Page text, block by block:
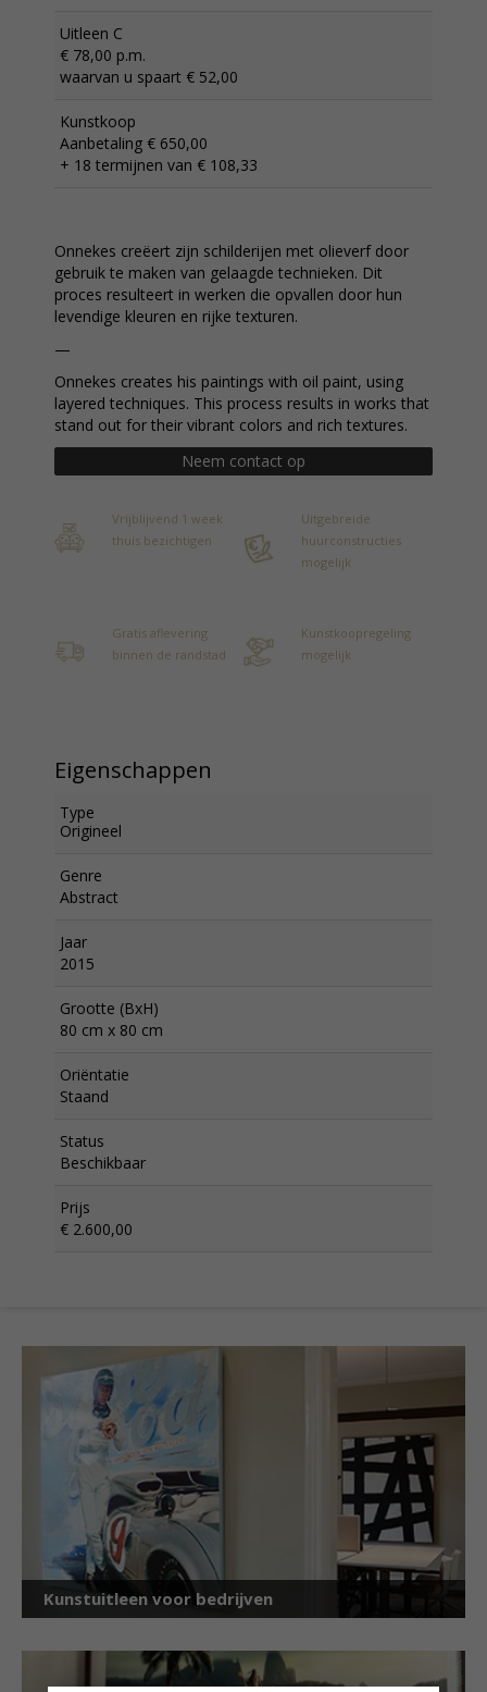
Uitleen C
€ 78,00 p.m.
waarvan u spaart € 52,00
Kunstkoop
Aanbetaling € 650,00
+ 18 termijnen van € 108,33
Onnekes creëert zijn schilderijen met olieverf door
gebruik te maken van gelaagde technieken. Dit
proces resulteert in werken die opvallen door hun
levendige kleuren en rijke texturen.
—
Onnekes creates his paintings with oil paint, using
layered techniques. This process results in works that
stand out for their vibrant colors and rich textures.
Neem contact op
Vrijblijvend 1 week
thuis bezichtigen
Uitgebreide
huurconstructies
mogelijk
Gratis aflevering
binnen de randstad
Kunstkoopregeling
mogelijk
Eigenschappen
Type
Origineel
Genre
Abstract
Jaar
2015
Grootte (BxH)
80 cm x 80 cm
Oriëntatie
Staand
Status
Beschikbaar
Prijs
€ 2.600,00
Kunstuitleen voor bedrijven